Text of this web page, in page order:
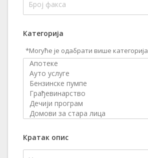
Категорија
*Могуће је одабрати више категорија
Кратак опис